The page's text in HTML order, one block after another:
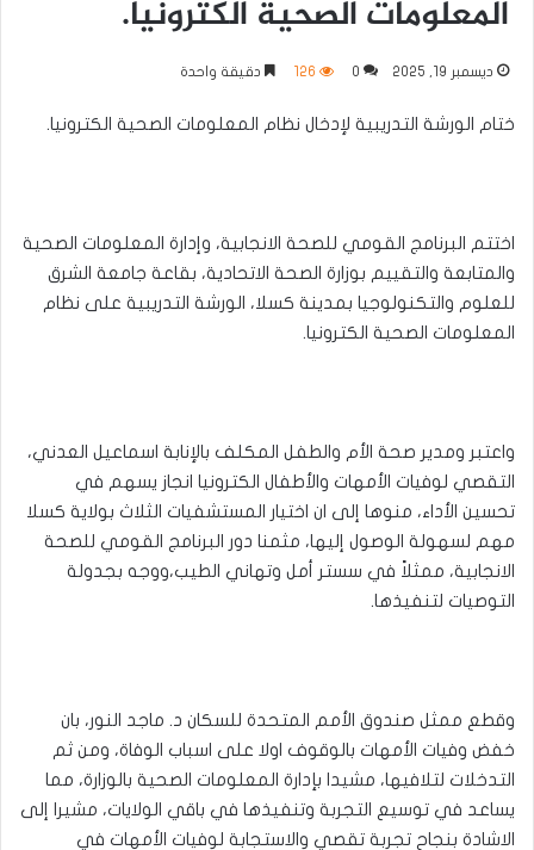
المعلومات الصحية الكترونيا.
ديسمبر 19, 2025 0
126 دقيقة واحدة
ختام الورشة التدريبية لإدخال نظام المعلومات الصحية الكترونيا.
اختتم البرنامج القومي للصحة الانجابية، وإدارة المعلومات الصحية
والمتابعة والتقييم بوزارة الصحة الاتحادية، بقاعة جامعة الشرق
للعلوم والتكنولوجيا بمدينة كسلا، الورشة التدريبية على نظام
المعلومات الصحية الكترونيا.
واعتبر ومدير صحة الأم والطفل المكلف بالإنابة اسماعيل العدني،
التقصي لوفيات الأمهات والأطفال الكترونيا انجاز يسهم في
تحسين الأداء، منوها إلى ان اختيار المستشفيات الثلاث بولاية كسلا
مهم لسهولة الوصول إليها، مثمنا دور البرنامج القومي للصحة
الانجابية، ممثلاً في سستر أمل وتهاني الطيب،ووجه بجدولة
التوصيات لتنفيذها.
وقطع ممثل صندوق الأمم المتحدة للسكان د. ماجد النور، بان
خفض وفيات الأمهات بالوقوف اولا على اسباب الوفاة، ومن ثم
التدخلات لتلافيها، مشيدا بإدارة المعلومات الصحية بالوزارة، مما
يساعد في توسيع التجربة وتنفيذها في باقي الولايات، مشيرا إلى
الاشادة بنجاح تجربة تقصي والاستجابة لوفيات الأمهات في